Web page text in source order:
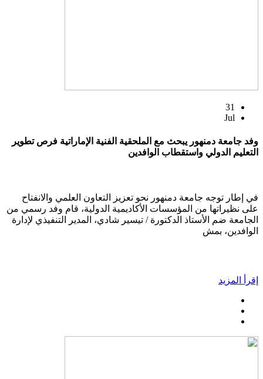
31
Jul
وفد جامعة دمنهور يبحث مع الملحقية الفنية الإماراتية فرص تطوير
التعليم الدولي واستقطاب الوافدين
في إطار توجه جامعة دمنهور نحو تعزيز التعاون العلمي والانفتاح
على نظيراتها من المؤسسات الأكاديمية الدولية، قام وفد رسمي من
الجامعة ضم الأستاذ الدكتورة / تيسير شادي، المدير التنفيذي لإدارة
الوافدين، بمش
إقرأ المزيد